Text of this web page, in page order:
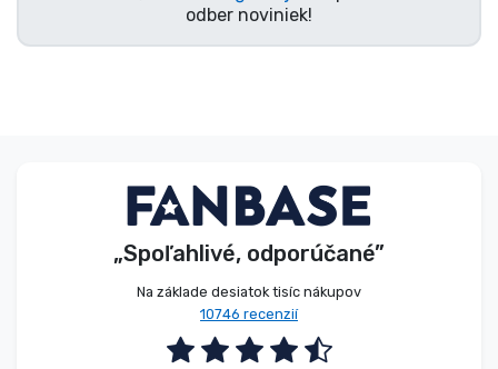
odber noviniek!
„Spoľahlivé, odporúčané”
Na základe desiatok tisíc nákupov
10746 recenzií